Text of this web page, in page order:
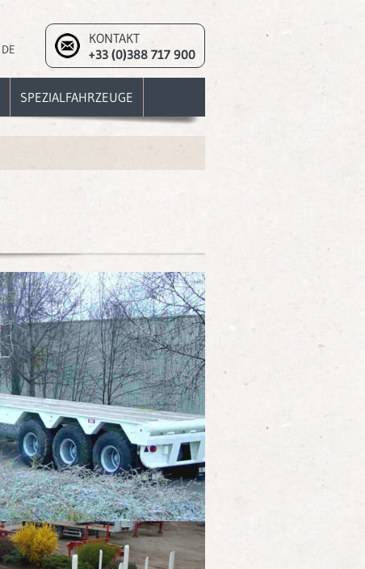
DE
KONTAKT
+33 (0)388 717 900
SPEZIALFAHRZEUGE